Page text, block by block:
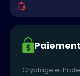
Cryptage et